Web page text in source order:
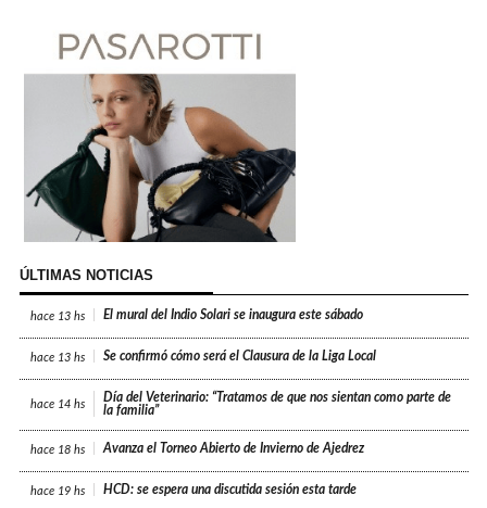
ÚLTIMAS NOTICIAS
hace 13 hs El mural del Indio Solari se inaugura este sábado
hace 13 hs Se confirmó cómo será el Clausura de la Liga Local
hace 14 hs
Día del Veterinario: “Tratamos de que nos sientan como parte de
la familia”
hace 18 hs Avanza el Torneo Abierto de Invierno de Ajedrez
hace 19 hs HCD: se espera una discutida sesión esta tarde